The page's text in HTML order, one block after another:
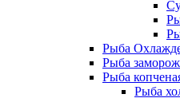
Рыба
Рыба
Рыба
Рыба